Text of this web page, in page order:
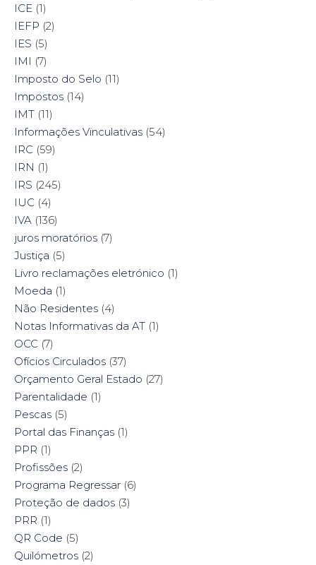
ICE (1)
IEFP (2)
IES (5)
IMI (7)
Imposto do Selo (11)
Impostos (14)
IMT (11)
Informações Vinculativas (54)
IRC (59)
IRN (1)
IRS (245)
IUC (4)
IVA (136)
juros moratórios (7)
Justiça (5)
Livro reclamações eletrónico (1)
Moeda (1)
Não Residentes (4)
Notas Informativas da AT (1)
OCC (7)
Ofícios Circulados (37)
Orçamento Geral Estado (27)
Parentalidade (1)
Pescas (5)
Portal das Finanças (1)
PPR (1)
Profissões (2)
Programa Regressar (6)
Proteção de dados (3)
PRR (1)
QR Code (5)
Quilómetros (2)